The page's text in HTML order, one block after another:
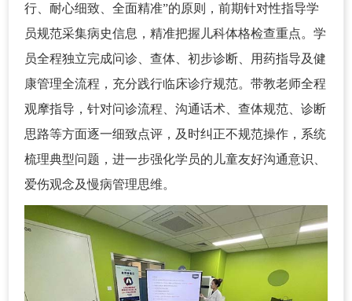
行、耐心细致、全面精准”的原则，前期针对性指导学
员规范采集病史信息，精准把握儿科体格检查重点。学
员全程独立完成问诊、查体、初步诊断、用药指导及健
康管理全流程，充分践行临床诊疗规范。带教老师全程
观摩指导，针对问诊流程、沟通话术、查体规范、诊断
思路等方面逐一细致点评，及时纠正不规范操作，系统
梳理典型问题，进一步强化学员的儿童友好沟通意识、
爱伤观念及慢病管理思维。